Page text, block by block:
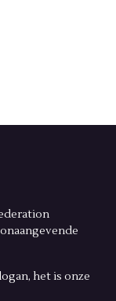
het is onze